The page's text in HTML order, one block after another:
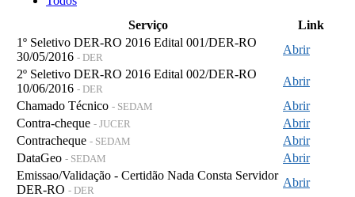
Serviço
Link
1º Seletivo DER-RO 2016 Edital 001/DER-RO
30/05/2016 - DER
Abrir
2º Seletivo DER-RO 2016 Edital 002/DER-RO
10/06/2016 - DER
Abrir
Chamado Técnico - SEDAM
Abrir
Contra-cheque - JUCER
Abrir
Contracheque - SEDAM
Abrir
DataGeo - SEDAM
Abrir
Emissao/Validação - Certidão Nada Consta Servidor
DER-RO - DER
Abrir